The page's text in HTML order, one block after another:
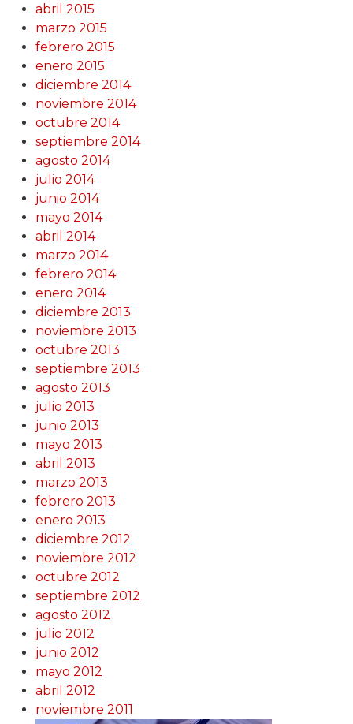
abril 2015
marzo 2015
febrero 2015
enero 2015
diciembre 2014
noviembre 2014
octubre 2014
septiembre 2014
agosto 2014
julio 2014
junio 2014
mayo 2014
abril 2014
marzo 2014
febrero 2014
enero 2014
diciembre 2013
noviembre 2013
octubre 2013
septiembre 2013
agosto 2013
julio 2013
junio 2013
mayo 2013
abril 2013
marzo 2013
febrero 2013
enero 2013
diciembre 2012
noviembre 2012
octubre 2012
septiembre 2012
agosto 2012
julio 2012
junio 2012
mayo 2012
abril 2012
noviembre 2011